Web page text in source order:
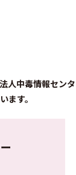
人中毒情報センタ
ます。